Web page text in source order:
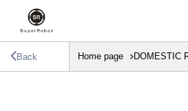
Back Home page DOMESTIC